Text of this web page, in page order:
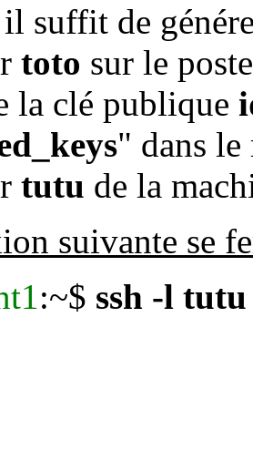
suffit de
toto sur le
la clé publique
" dans
tutu de la
suivante se
:~$ ssh -l